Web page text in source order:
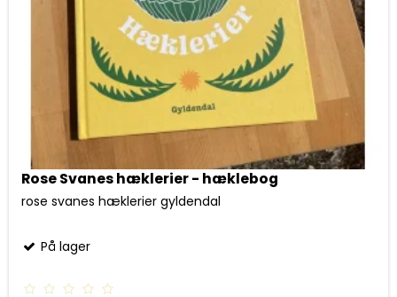
Rose Svanes hæklerier - hæklebog
rose svanes hæklerier gyldendal
På lager